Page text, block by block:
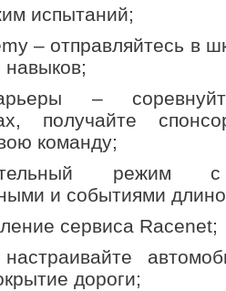
испытаний;
– отправляйтесь в
–
получайте
команду;
режим
и событиями
сервиса Racenet;
дороги;